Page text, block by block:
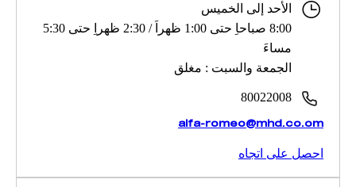
الأحد إلى الخميس
8:00 صباحاِ حتى 1:00 ظهراَ / 2:30 ظهراِ حتى 5:30
مساءَ
الجمعة والسبت : مغلق
80022008
alfa-romeo@mhd.co.om
احصل على اتجاه